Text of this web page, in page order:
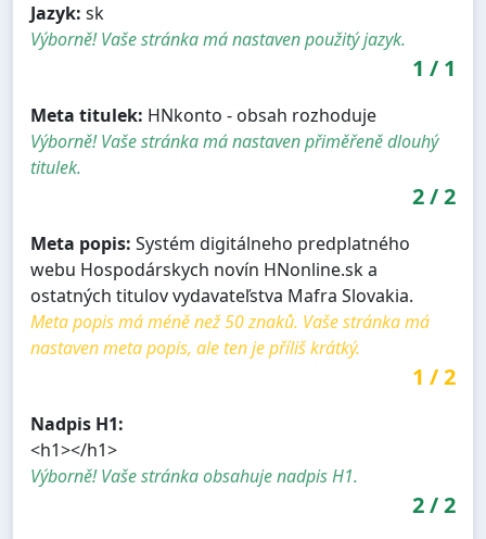
Jazyk: sk
Výborně! Vaše stránka má nastaven použitý jazyk.
1 / 1
Meta titulek: HNkonto - obsah rozhoduje
Výborně! Vaše stránka má nastaven přiměřeně dlouhý
titulek.
2/2
Meta popis: Systém digitálneho predplatného
webu Hospodárskych novín HNonline.sk a
ostatných titulov vydavateľstva Mafra Slovakia.
Meta popis má méně než 50 znaků. Vaše stránka má
nastaven meta popis, ale ten je příliš krátký.
1 /2
Nadpis H1:
<h1></h1>
Výborně! Vaše stránka obsahuje nadpis H1.
2/2